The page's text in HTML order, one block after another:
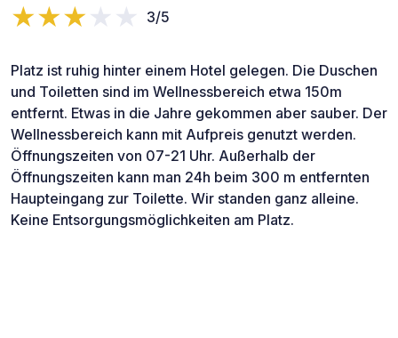
3/5
Platz ist ruhig hinter einem Hotel gelegen. Die Duschen
und Toiletten sind im Wellnessbereich etwa 150m
entfernt. Etwas in die Jahre gekommen aber sauber. Der
Wellnessbereich kann mit Aufpreis genutzt werden.
Öffnungszeiten von 07-21 Uhr. Außerhalb der
Öffnungszeiten kann man 24h beim 300 m entfernten
Haupteingang zur Toilette. Wir standen ganz alleine.
Keine Entsorgungsmöglichkeiten am Platz.